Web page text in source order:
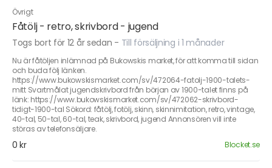
Övrigt
Fåtölj - retro, skrivbord - jugend
Togs bort för 12 år sedan - Till försäljning i 1 månader
Nu är fåtöljen inlämnad på Bukowskis market, för att komma till sidan
och buda följ länken.
https://www.bukowskismarket.com/sv/472064-fatolj-1900-talets-
mitt Svartmålat jugendskrivbord från början av 1900-talet finns på
länk: https://www.bukowskismarket.com/sv/472062-skrivbord-
tidigt-1900-tal Sökord: fåtölj, fotölj, skinn, skinnimitation, retro, vintage,
40-tal, 50-tal, 60-tal, teak, skrivbord, jugend Annonsören vill inte
störas av telefonsäljare.
0 kr Blocket.se